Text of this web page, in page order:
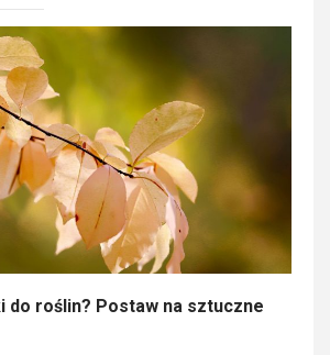
do roślin? Postaw na sztuczne